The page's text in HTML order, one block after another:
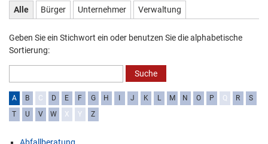
Alle Bürger Unternehmer Verwaltung
Geben Sie ein Stichwort ein oder benutzen Sie die alphabetische
Sortierung:
A B C D E F G H J K L M N O P Q R
S
T
U V W X Y Z